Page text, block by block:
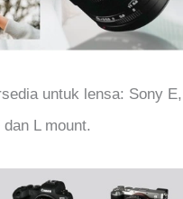
untuk lensa: Sony E,
L mount.